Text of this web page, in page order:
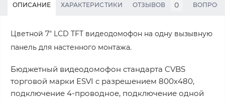
ОПИСАНИЕ ХАРАКТЕРИСТИКИ ОТЗЫВОВ 0
Цветной 7" LCD TFT видеодомофон на одну вызывную
панель для настенного монтажа.
Бюджетный видеодомофон стандарта CVBS
торговой марки ESVI с разрешением 800х480,
подключение 4-проводное, подключение одной